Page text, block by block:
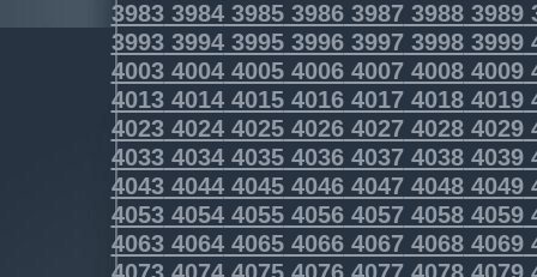
3983398439853986398739883989
3993399439953996399739983999
4003400440054006400740084009
4013401440154016401740184019
4023402440254026402740284029
4033403440354036403740384039
4043404440454046404740484049
4053405440554056405740584059
4063406440654066406740684069